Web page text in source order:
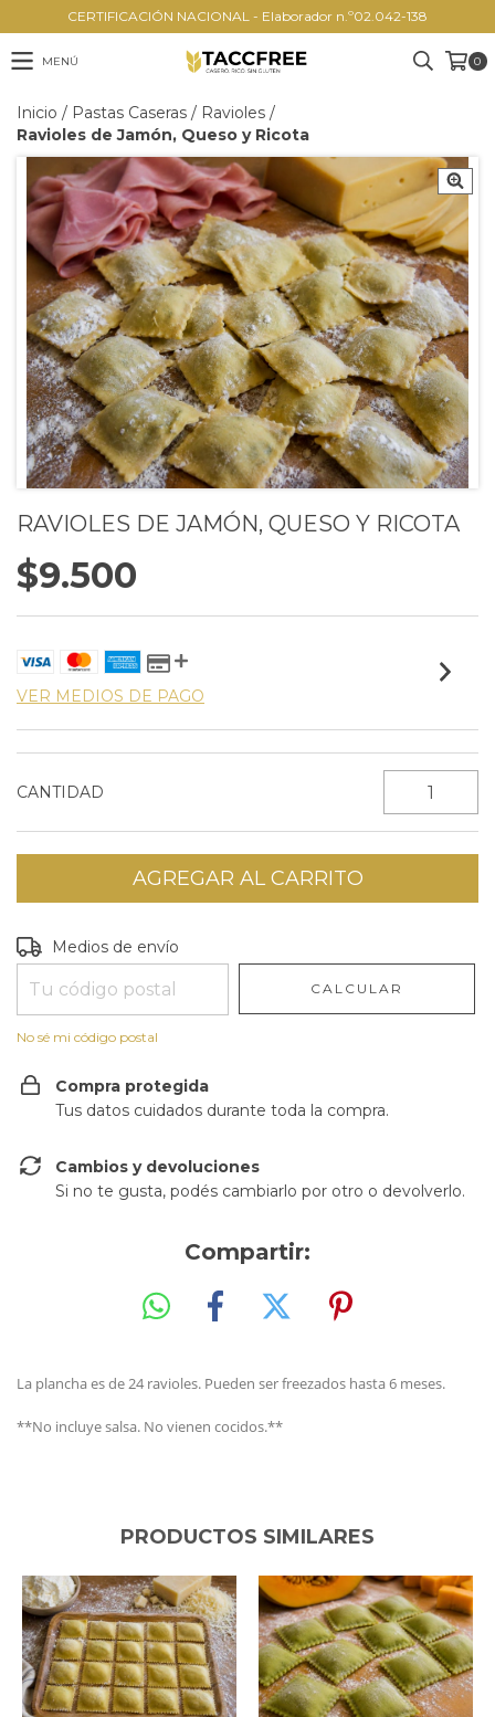
CERTIFICACIÓN NACIONAL - Elaborador n.º02.042-138
MENÚ 0
Inicio / Pastas Caseras / Ravioles /
Ravioles de Jamón, Queso y Ricota
RAVIOLES DE JAMÓN, QUESO Y RICOTA
$9.500
VER MEDIOS DE PAGO
CANTIDAD
Entregas para el CP:
Medios de envío
CALCULAR
No sé mi código postal
Compra protegida
Tus datos cuidados durante toda la compra.
Cambios y devoluciones
Si no te gusta, podés cambiarlo por otro o devolverlo.
Compartir:
La plancha es de 24 ravioles. Pueden ser freezados hasta 6 meses.
**No incluye salsa. No vienen cocidos.**
PRODUCTOS SIMILARES